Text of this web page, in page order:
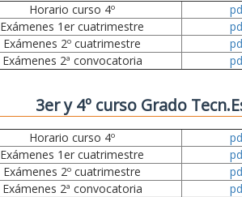
Horario curso 4º
Exámenes 1er cuatrimestre
Exámenes 2º cuatrimestre
Exámenes 2ª convocatoria
3er y 4º curso Grado
Horario curso 4º
Exámenes 1er cuatrimestre
Exámenes 2º cuatrimestre
Exámenes 2ª convocatoria